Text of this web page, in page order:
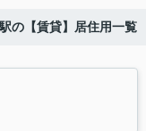
の【賃貸】居住用一覧